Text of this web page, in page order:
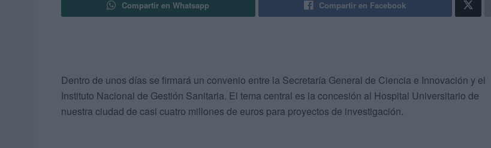
Compartir en Whatsapp Compartir en Facebook
Dentro de unos días se firmará un convenio entre la Secretaría General de Ciencia e Innovación y el
Instituto Nacional de Gestión Sanitaria. El tema central es la concesión al Hospital Universitario de
nuestra ciudad de casi cuatro millones de euros para proyectos de investigación.